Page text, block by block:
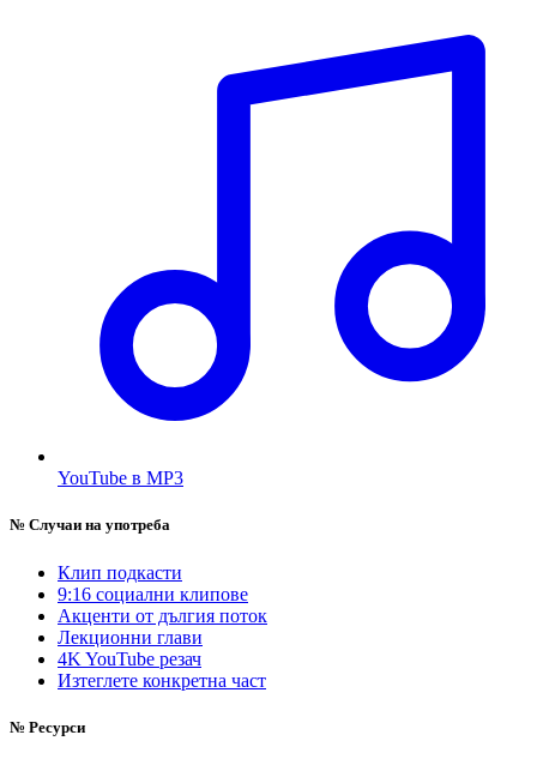
YouTube в MP3
№ Случаи на употреба
Клип подкасти
9:16 социални клипове
Акценти от дългия поток
Лекционни глави
4K YouTube резач
Изтеглете конкретна част
№ Ресурси